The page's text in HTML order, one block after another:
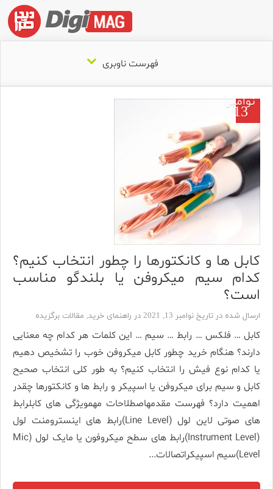
فهرست ناوبری
نوامبر
13
کابل‌ ها و کانکتورها را چطور انتخاب کنیم؟
کدام سیم میکروفن یا بلندگو مناسب
است؟
ارسال شده در تاریخ نوامبر 13, 2021 در راهنمای خرید, مقالات برگزیده
کابل … فلکس … رابط … سیم … این کلمات هر کدام چه معنایی
دارند؟ هنگام خرید چطور کابل میکروفن خوب را تشخیص دهیم
یا کدام نوع فیش را انتخاب کنیم؟ به طور کلی انتخاب صحیح
کابل و سیم برای میکروفن یا اسپیکر و رابط ها و کانکتورها چقدر
اهمیت دارد؟ فهرست مقدمهاصطلاحات مهمویژگی های کابلرابط
های صوتی لاین لول (Line Level)رابط های اینسترومنت لول
(Instrument Level)رابط های سطح میکروفون یا مایک لول (Mic
Level)سیم اسپیکراتصالات...